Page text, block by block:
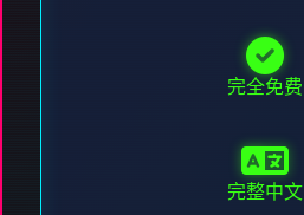
完全免费
完整中文